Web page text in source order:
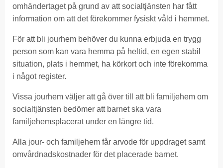
omhändertaget på grund av att socialtjänsten har fått
information om att det förekommer fysiskt våld i hemmet.
För att bli jourhem behöver du kunna erbjuda en trygg
person som kan vara hemma på heltid, en egen stabil
situation, plats i hemmet, ha körkort och inte förekomma
i något register.
Vissa jourhem väljer att gå över till att bli familjehem om
socialtjänsten bedömer att barnet ska vara
familjehemsplacerat under en längre tid.
Alla jour- och familjehem får arvode för uppdraget samt
omvårdnadskostnader för det placerade barnet.